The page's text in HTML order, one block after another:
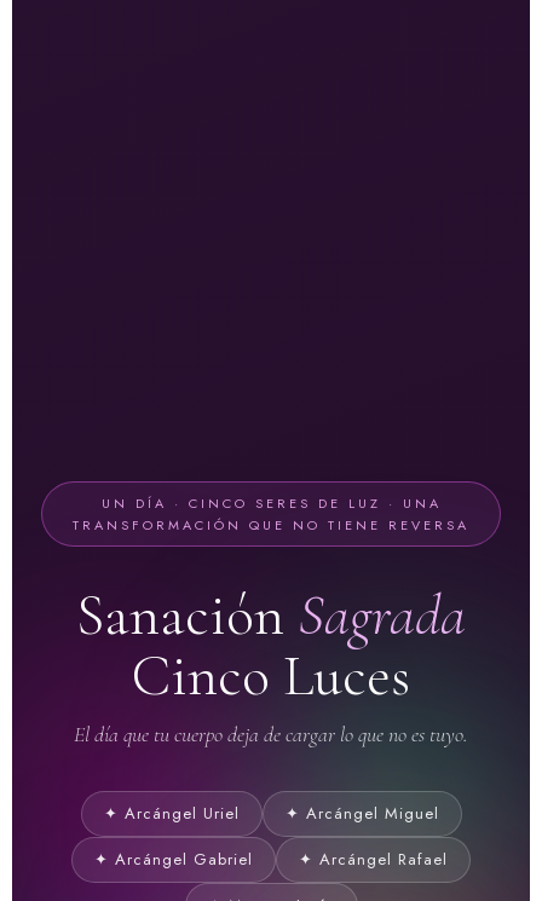
UN DÍA · CINCO SERES DE LUZ · UNA
TRANSFORMACIÓN QUE NO TIENE REVERSA
Sanación Sagrada
Cinco Luces
El día que tu cuerpo deja de cargar lo que no es tuyo.
✦ Arcángel Uriel
✦ Arcángel Miguel
✦ Arcángel Gabriel
✦ Arcángel Rafael